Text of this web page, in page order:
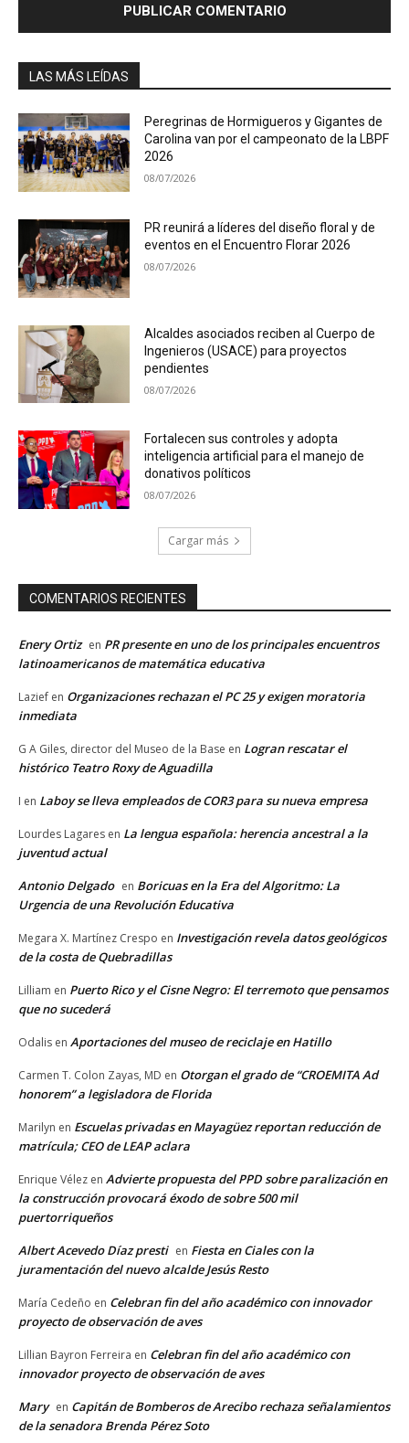
LAS MÁS LEÍDAS
Peregrinas de Hormigueros y Gigantes de
Carolina van por el campeonato de la LBPF
2026
08/07/2026
PR reunirá a líderes del diseño floral y de
eventos en el Encuentro Florar 2026
08/07/2026
Alcaldes asociados reciben al Cuerpo de
Ingenieros (USACE) para proyectos
pendientes
08/07/2026
Fortalecen sus controles y adopta
inteligencia artificial para el manejo de
donativos políticos
08/07/2026
Cargar más
COMENTARIOS RECIENTES
Enery Ortiz en PR presente en uno de los principales encuentros
latinoamericanos de matemática educativa
Lazief en Organizaciones rechazan el PC 25 y exigen moratoria
inmediata
G A Giles, director del Museo de la Base en Logran rescatar el
histórico Teatro Roxy de Aguadilla
I en Laboy se lleva empleados de COR3 para su nueva empresa
Lourdes Lagares en La lengua española: herencia ancestral a la
juventud actual
Antonio Delgado en Boricuas en la Era del Algoritmo: La
Urgencia de una Revolución Educativa
Megara X. Martínez Crespo en Investigación revela datos geológicos
de la costa de Quebradillas
Lilliam en Puerto Rico y el Cisne Negro: El terremoto que pensamos
que no sucederá
Odalis en Aportaciones del museo de reciclaje en Hatillo
Carmen T. Colon Zayas, MD en Otorgan el grado de “CROEMITA Ad
honorem” a legisladora de Florida
Marilyn en Escuelas privadas en Mayagüez reportan reducción de
matrícula; CEO de LEAP aclara
Enrique Vélez en Advierte propuesta del PPD sobre paralización en
la construcción provocará éxodo de sobre 500 mil
puertorriqueños
Albert Acevedo Díaz presti en Fiesta en Ciales con la
juramentación del nuevo alcalde Jesús Resto
María Cedeño en Celebran fin del año académico con innovador
proyecto de observación de aves
Lillian Bayron Ferreira en Celebran fin del año académico con
innovador proyecto de observación de aves
Mary en Capitán de Bomberos de Arecibo rechaza señalamientos
de la senadora Brenda Pérez Soto